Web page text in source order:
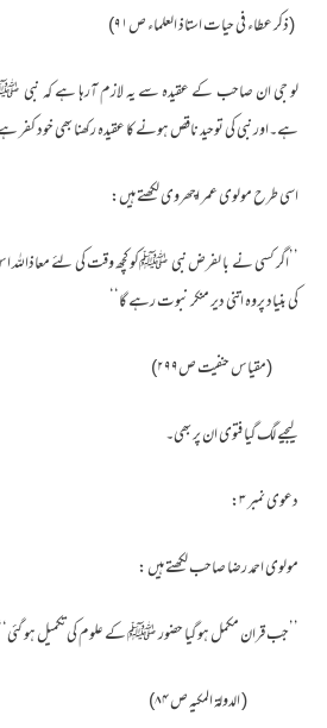
(ذکر عطاء فی حیات استاذ العلماء ص۹۱)
لو جی ان صاحب کے عقیدہ سے یہ لازم آرہا ہے کہ نبی
ہے۔اور نبی کی توحید ناقص ہونے کا عقیدہ رکھنا بھی خود کفر
اسی طرح مولوی عمر اچھروی لکھتے ہیں:
’’اگر کسی نے با لفرض نبی ﷺکو کچھ وقت کی لئے
کی بنیاد پروہ اتنی دیر منکر نبوت رہے گا‘‘
(مقیاس حنفیت ص۲۹۹)
لیجیے لگ گیا فتوی ان پر بھی۔
دعوی نمبر ۳:
مولوی احمد رضا صاحب لکھتے ہیں :
’’جب قران مکمل ہو گیا حضور ﷺ کے علوم کی تکمیل ہو گئی‘‘
( الدولۃ المکیہ ص ۸۴)